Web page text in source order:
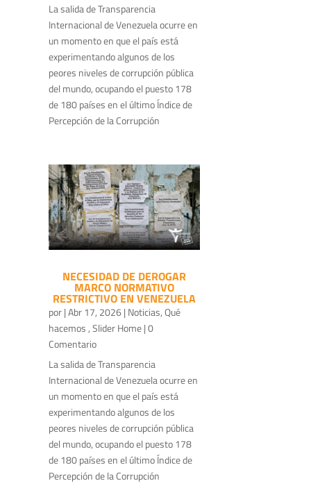
La salida de Transparencia
Internacional de Venezuela ocurre en
un momento en que el país está
experimentando algunos de los
peores niveles de corrupción pública
del mundo, ocupando el puesto 178
de 180 países en el último Índice de
Percepción de la Corrupción
NECESIDAD DE DEROGAR
MARCO NORMATIVO
RESTRICTIVO EN VENEZUELA
por|Abr 17, 2026| Noticias,Qué
hacemos ,Slider Home| 0
Comentario
La salida de Transparencia
Internacional de Venezuela ocurre en
un momento en que el país está
experimentando algunos de los
peores niveles de corrupción pública
del mundo, ocupando el puesto 178
de 180 países en el último Índice de
Percepción de la Corrupción